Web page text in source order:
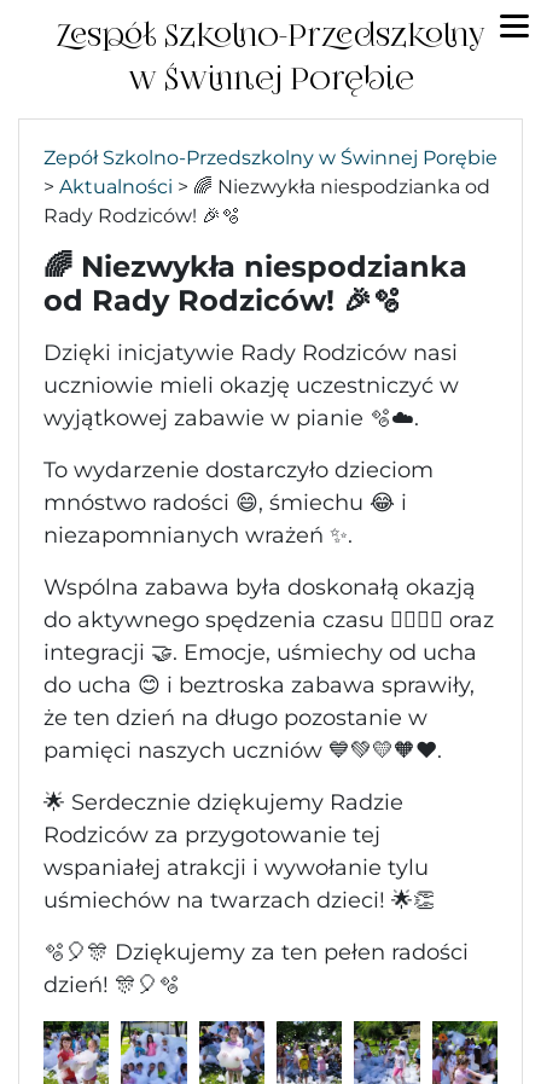
Zespół Szkolno-Przedszkolny
w Świnnej Porębie
Zepół Szkolno-Przedszkolny w Świnnej Porębie
> Aktualności > 🌈 Niezwykła niespodzianka od
Rady Rodziców! 🎉🫧
🌈 Niezwykła niespodzianka
od Rady Rodziców! 🎉🫧
Dzięki inicjatywie Rady Rodziców nasi
uczniowie mieli okazję uczestniczyć w
wyjątkowej zabawie w pianie 🫧☁️.
To wydarzenie dostarczyło dzieciom
mnóstwo radości 😄, śmiechu 😂 i
niezapomnianych wrażeń ✨.
Wspólna zabawa była doskonałą okazją
do aktywnego spędzenia czasu 🏃‍♀️🏃‍♂️ oraz
integracji 🤝. Emocje, uśmiechy od ucha
do ucha 😊 i beztroska zabawa sprawiły,
że ten dzień na długo pozostanie w
pamięci naszych uczniów 💙💚💛🧡❤️.
🌟 Serdecznie dziękujemy Radzie
Rodziców za przygotowanie tej
wspaniałej atrakcji i wywołanie tylu
uśmiechów na twarzach dzieci! 🌟👏
🫧🎈🎊 Dziękujemy za ten pełen radości
dzień! 🎊🎈🫧